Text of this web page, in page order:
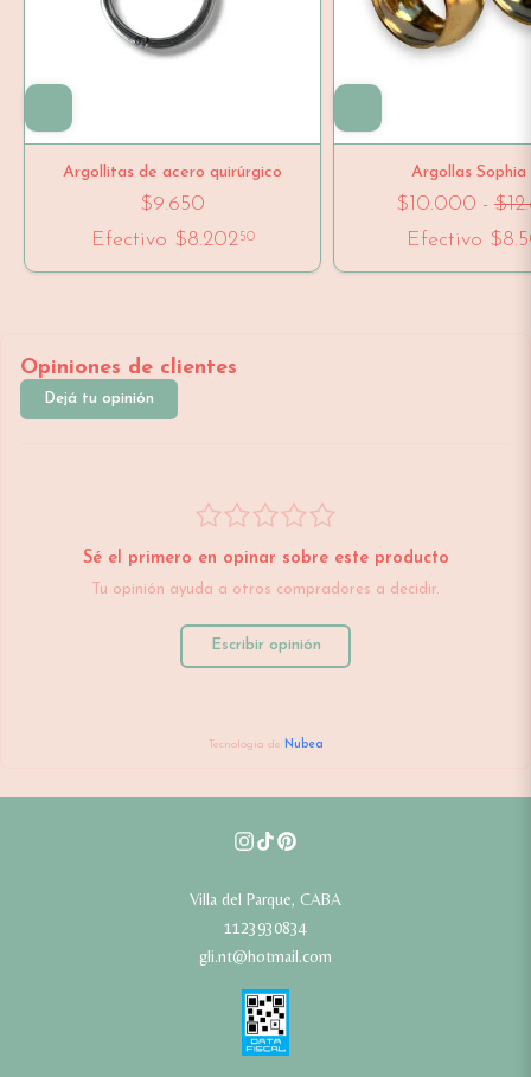
Argollitas de acero quirúrgico
$9.650
Efectivo $8.20250
Argollas
$10.000 -
Efectivo
Opiniones de clientes
Dejá tu opinión
Sé el primero en opinar sobre este producto
Tu opinión ayuda a otros compradores a decidir.
Escribir opinión
Tecnología de Nubea
Villa del Parque, CABA
1123930834
gli.nt@hotmail.com